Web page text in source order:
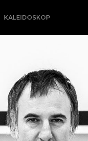
KALEIDOSKOP